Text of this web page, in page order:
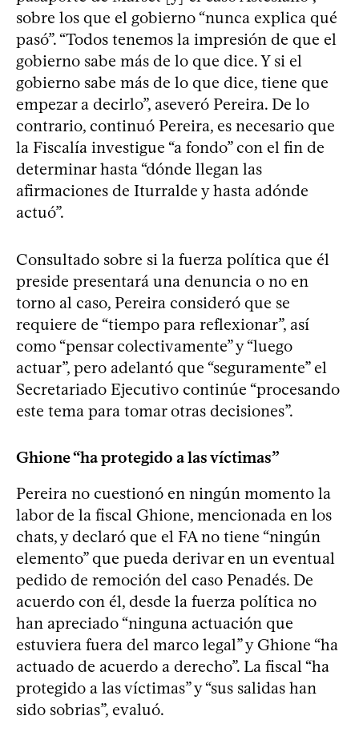
sobre los que el gobierno “nunca explica qué
pasó”. “Todos tenemos la impresión de que el
gobierno sabe más de lo que dice. Y si el
gobierno sabe más de lo que dice, tiene que
empezar a decirlo”, aseveró Pereira. De lo
contrario, continuó Pereira, es necesario que
la Fiscalía investigue “a fondo” con el fin de
determinar hasta “dónde llegan las
afirmaciones de Iturralde y hasta adónde
actuó”.
Consultado sobre si la fuerza política que él
preside presentará una denuncia o no en
torno al caso, Pereira consideró que se
requiere de “tiempo para reflexionar”, así
como “pensar colectivamente” y “luego
actuar”, pero adelantó que “seguramente” el
Secretariado Ejecutivo continúe “procesando
este tema para tomar otras decisiones”.
Ghione “ha protegido a las víctimas”
Pereira no cuestionó en ningún momento la
labor de la fiscal Ghione, mencionada en los
chats, y declaró que el FA no tiene “ningún
elemento” que pueda derivar en un eventual
pedido de remoción del caso Penadés. De
acuerdo con él, desde la fuerza política no
han apreciado “ninguna actuación que
estuviera fuera del marco legal” y Ghione “ha
actuado de acuerdo a derecho”. La fiscal “ha
protegido a las víctimas” y “sus salidas han
sido sobrias”, evaluó.